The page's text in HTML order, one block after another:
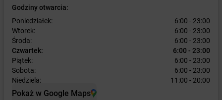
Godziny otwarcia:
Poniedziałek:
6:00 - 23:00
Wtorek:
6:00 - 23:00
Środa:
6:00 - 23:00
Czwartek:
6:00 - 23:00
Piątek:
6:00 - 23:00
Sobota:
6:00 - 23:00
Niedziela:
11:00 - 20:00
Pokaż w Google Maps